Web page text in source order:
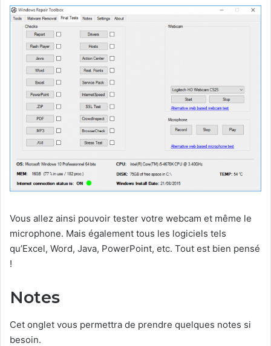
Vous allez ainsi pouvoir tester votre webcam et même le
microphone. Mais également tous les logiciels tels
qu’Excel, Word, Java, PowerPoint, etc. Tout est bien pensé
!
Notes
Cet onglet vous permettra de prendre quelques notes si
besoin.